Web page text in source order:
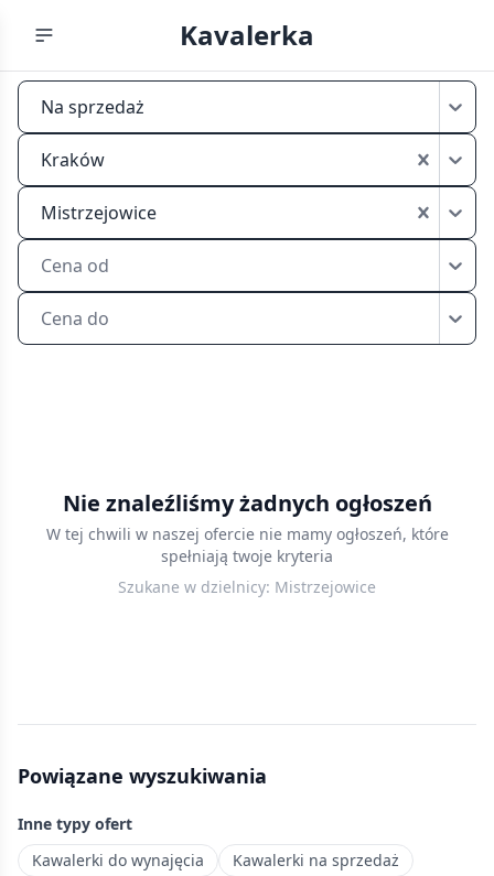
Kavalerka
Mikrokawalerki
sprzedaż
Mistrzejowice
Na sprzedaż
Kraków
Mistrzejowice
Cena od
Cena do
sprzedaż
Krakowie
sprawdzą
jako
nieruchomość
lub
Nie znaleźliśmy żadnych ogłoszeń
W tej chwili w naszej ofercie nie mamy ogłoszeń, które
spełniają twoje kryteria
Szukane w dzielnicy: Mistrzejowice
Powiązane wyszukiwania
Inne typy ofert
Kawalerki do wynajęcia
Kawalerki na sprzedaż